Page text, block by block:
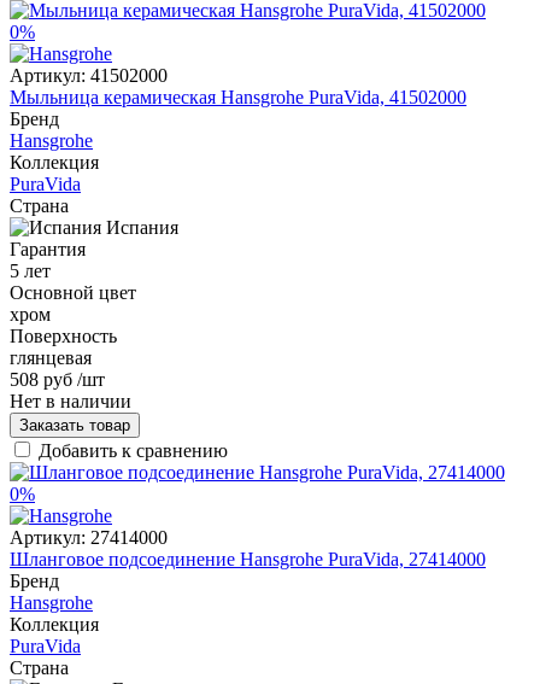
0%
Артикул: 41502000
Мыльница керамическая Hansgrohe PuraVida, 41502000
Бренд
Hansgrohe
Коллекция
PuraVida
Страна
Испания
Гарантия
5 лет
Основной цвет
хром
Поверхность
глянцевая
508 руб /шт
Нет в наличии
Заказать товар
Добавить к сравнению
0%
Артикул: 27414000
Шланговое подсоединение Hansgrohe PuraVida, 27414000
Бренд
Hansgrohe
Коллекция
PuraVida
Страна